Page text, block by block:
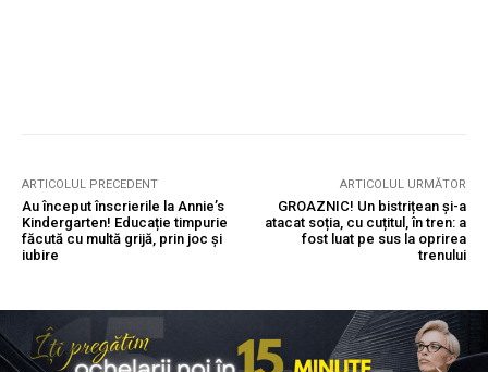
ARTICOLUL PRECEDENT
Au început înscrierile la Annie’s
Kindergarten! Educație timpurie
făcută cu multă grijă, prin joc și
iubire
ARTICOLUL URMĂTOR
GROAZNIC! Un bistrițean și-a
atacat soția, cu cuțitul, în tren: a
fost luat pe sus la oprirea
trenului